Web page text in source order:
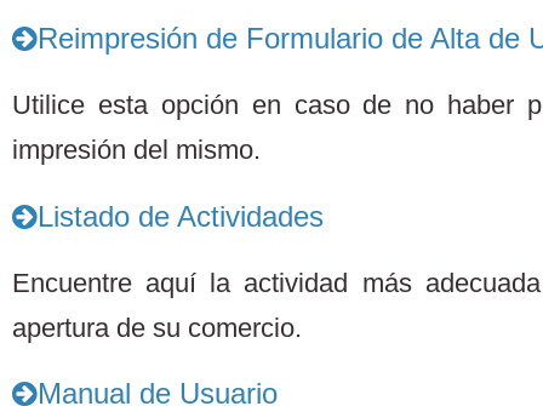
Reimpresión de Formulario de Alta de
Utilice esta opción en caso de no haber
impresión del mismo.
Listado de Actividades
Encuentre aquí la actividad más
apertura de su comercio.
Manual de Usuario